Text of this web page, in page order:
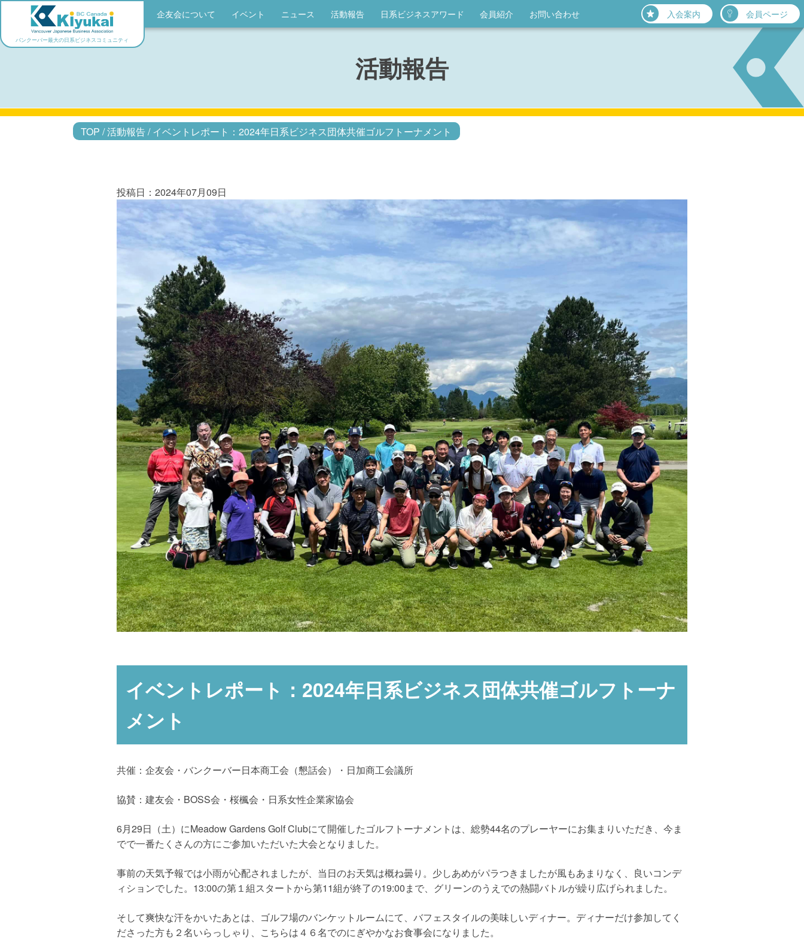
バンクーバー最大の日系ビジネスコミュニティ
企友会について イベント ニュース 活動報告 日系ビジネスアワード 会員紹介 お問い合わせ 入会案内 会員ページ
活動報告
TOP /活動報告/イベントレポート：2024年日系ビジネス団体共催ゴルフトーナメント
投稿日：2024年07月09日
イベントレポート：2024年日系ビジネス団体共催ゴルフトーナ
メント
共催：企友会・バンクーバー日本商工会（懇話会）・日加商工会議所
協賛：建友会・BOSS会・桜楓会・日系女性企業家協会
6月29日（土）にMeadow Gardens Golf Clubにて開催したゴルフトーナメントは、総勢44名のプレーヤーにお集まりいただき、今ま
でで一番たくさんの方にご参加いただいた大会となりました。
事前の天気予報では小雨が心配されましたが、当日のお天気は概ね曇り。少しあめがパラつきましたが風もあまりなく、良いコンデ
ィションでした。13:00の第１組スタートから第11組が終了の19:00まで、グリーンのうえでの熱闘バトルが繰り広げられました。
そして爽快な汗をかいたあとは、ゴルフ場のバンケットルームにて、バフェスタイルの美味しいディナー。ディナーだけ参加してく
ださった方も２名いらっしゃり、こちらは４６名でのにぎやかなお食事会になりました。